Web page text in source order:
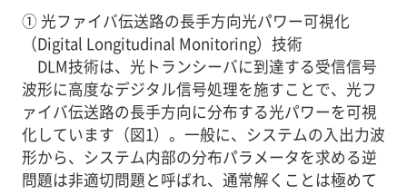
① 光ファイバ伝送路の長手方向光パワー可視化
（Digital Longitudinal Monitoring）技術
DLM技術は、光トランシーバに到達する受信信号
波形に高度なデジタル信号処理を施すことで、光フ
ァイバ伝送路の長手方向に分布する光パワーを可視
化しています（図1）。一般に、システムの入出力波
形から、システム内部の分布パラメータを求める逆
問題は非適切問題と呼ばれ、通常解くことは極めて